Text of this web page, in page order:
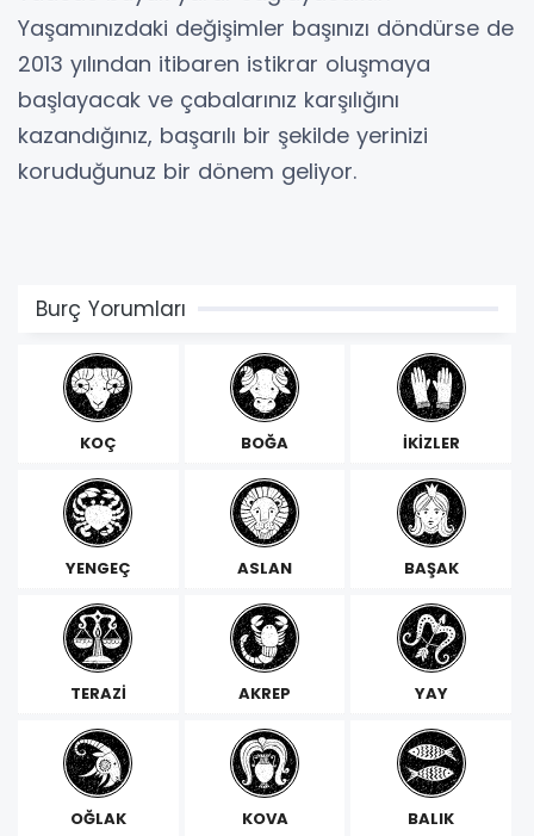
Yaşamınızdaki değişimler başınızı döndürse de
2013 yılından itibaren istikrar oluşmaya
başlayacak ve çabalarınız karşılığını
kazandığınız, başarılı bir şekilde yerinizi
koruduğunuz bir dönem geliyor.
Burç Yorumları
KOÇ BOĞA İKİZLER
YENGEÇ ASLAN BAŞAK
TERAZİ AKREP YAY
OĞLAK KOVA BALIK